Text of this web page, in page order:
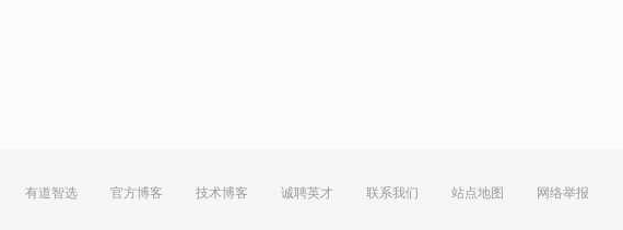
有道智选 官方博客 技术博客 诚聘英才 联系我们 站点地图 网络举报